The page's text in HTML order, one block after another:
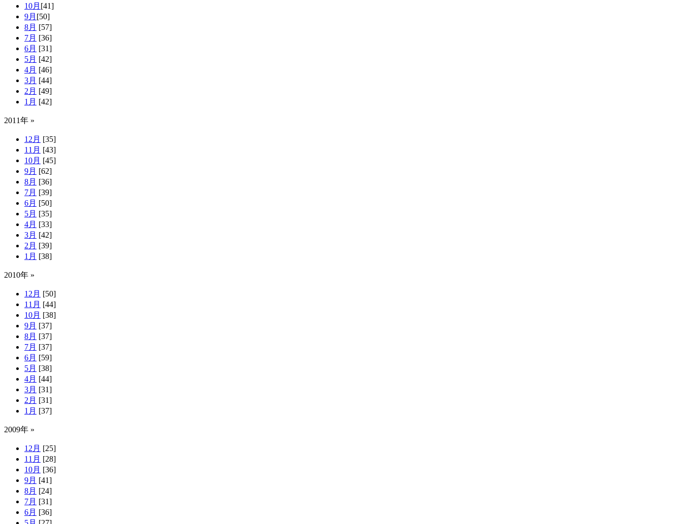
10月 [41]
9月 [50]
8月 [57]
7月 [36]
6月 [31]
5月 [42]
4月 [46]
3月 [44]
2月 [49]
1月 [42]
2011年 »
12月 [35]
11月 [43]
10月 [45]
9月 [62]
8月 [36]
7月 [39]
6月 [50]
5月 [35]
4月 [33]
3月 [42]
2月 [39]
1月 [38]
2010年 »
12月 [50]
11月 [44]
10月 [38]
9月 [37]
8月 [37]
7月 [37]
6月 [59]
5月 [38]
4月 [44]
3月 [31]
2月 [31]
1月 [37]
2009年 »
12月 [25]
11月 [28]
10月 [36]
9月 [41]
8月 [24]
7月 [31]
6月 [36]